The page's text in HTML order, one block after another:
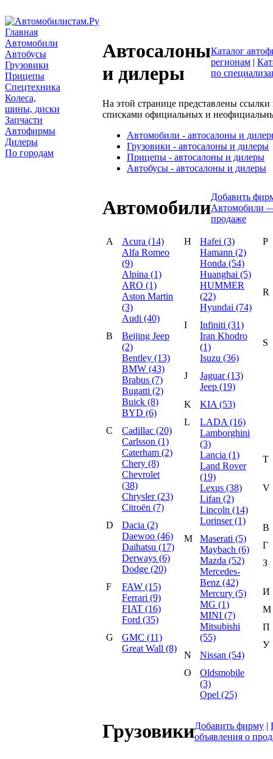
Главная
Автомобили
Автобусы
Грузовики
Прицепы
Спецтехника
Колеса,
шины, диски
Запчасти
Автофирмы
Дилеры
По городам
Автосалоны
и дилеры
Каталог
регионам |
по
На этой странице представлены
списками официальных и
Автомобили - автосалоны и
Грузовики - автосалоны и дилеры
Прицепы - автосалоны и дилеры
Автобусы - автосалоны и дилеры
АвтомобилиДобавить
Автомобили
продаже
A
Acura (14)
Alfa Romeo
(9)
Alpina (1)
ARO (1)
Aston Martin
(3)
Audi (40)
B
Beijing Jeep
(2)
Bentley (13)
BMW (43)
Brabus (7)
Bugatti (2)
Buick (8)
BYD (6)
C
Cadillac (20)
Carlsson (1)
Caterham (2)
Chery (8)
Chevrolet
(38)
Chrysler (23)
Citroёn (7)
D
Dacia (2)
Daewoo (46)
Daihatsu (17)
Derways (6)
Dodge (20)
F
FAW (15)
Ferrari (9)
FIAT (16)
Ford (35)
G
GMC (11)
Great Wall (8)
H
Hafei (3)
Hamann (2)
Honda (54)
Huanghai (5)
HUMMER
(22)
Hyundai (74)
I
Infiniti (31)
Iran Khodro
(1)
Isuzu (36)
J
Jaguar (13)
Jeep (19)
K
KIA (53)
L
LADA (16)
Lamborghini
(3)
Lancia (1)
Land Rover
(19)
Lexus (38)
Lifan (2)
Lincoln (14)
Lorinser (1)
M
Maserati (5)
Maybach (6)
Mazda (52)
Mercedes-
Benz (42)
Mercury (5)
MG (1)
MINI (7)
Mitsubishi
(55)
N
Nissan (54)
O
Oldsmobile
(3)
Opel (25)
P
R
S
T
V
В
Г
З
И
М
П
У
ГрузовикиДобавить фирму |
объявления о